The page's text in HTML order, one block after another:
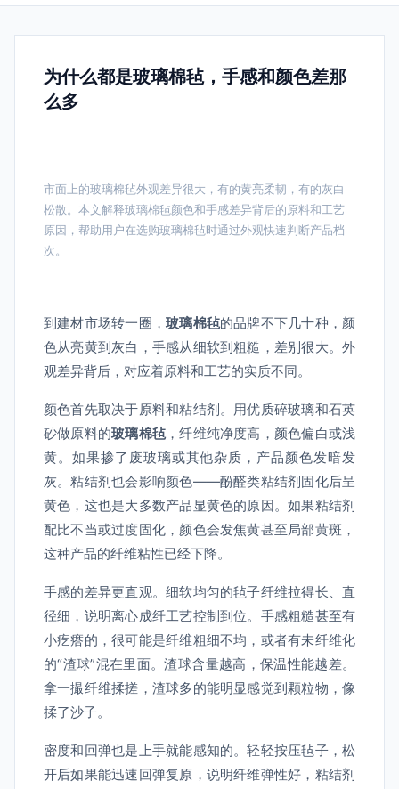
为什么都是玻璃棉毡，手感和颜色差那
么多
市面上的玻璃棉毡外观差异很大，有的黄亮柔韧，有的灰白
松散。本文解释玻璃棉毡颜色和手感差异背后的原料和工艺
原因，帮助用户在选购玻璃棉毡时通过外观快速判断产品档
次。
到建材市场转一圈，玻璃棉毡的品牌不下几十种，颜
色从亮黄到灰白，手感从细软到粗糙，差别很大。外
观差异背后，对应着原料和工艺的实质不同。
颜色首先取决于原料和粘结剂。用优质碎玻璃和石英
砂做原料的玻璃棉毡，纤维纯净度高，颜色偏白或浅
黄。如果掺了废玻璃或其他杂质，产品颜色发暗发
灰。粘结剂也会影响颜色——酚醛类粘结剂固化后呈
黄色，这也是大多数产品显黄色的原因。如果粘结剂
配比不当或过度固化，颜色会发焦黄甚至局部黄斑，
这种产品的纤维粘性已经下降。
手感的差异更直观。细软均匀的毡子纤维拉得长、直
径细，说明离心成纤工艺控制到位。手感粗糙甚至有
小疙瘩的，很可能是纤维粗细不均，或者有未纤维化
的“渣球”混在里面。渣球含量越高，保温性能越差。
拿一撮纤维揉搓，渣球多的能明显感觉到颗粒物，像
揉了沙子。
密度和回弹也是上手就能感知的。轻轻按压毡子，松
开后如果能迅速回弹复原，说明纤维弹性好，粘结剂